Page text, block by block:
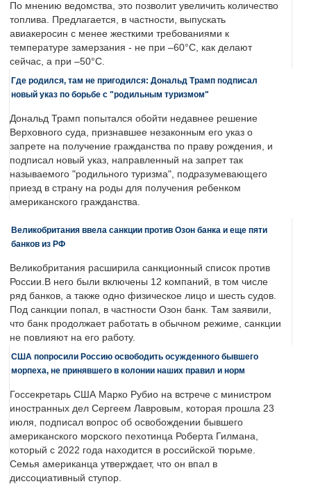
По мнению ведомства, это позволит увеличить количество
топлива. Предлагается, в частности, выпускать
авиакеросин с менее жесткими требованиями к
температуре замерзания - не при –60°C, как делают
сейчас, а при –50°C.
Где родился, там не пригодился: Дональд Трамп подписал
новый указ по борьбе с "родильным туризмом"
Дональд Трамп попытался обойти недавнее решение
Верховного суда, признавшее незаконным его указ о
запрете на получение гражданства по праву рождения, и
подписал новый указ, направленный на запрет так
называемого "родильного туризма", подразумевающего
приезд в страну на роды для получения ребенком
американского гражданства.
Великобритания ввела санкции против Озон банка и еще пяти
банков из РФ
Великобритания расширила санкционный список против
России.В него были включены 12 компаний, в том числе
ряд банков, а также одно физическое лицо и шесть судов.
Под санкции попал, в частности Озон банк. Там заявили,
что банк продолжает работать в обычном режиме, санкции
не повлияют на его работу.
США попросили Россию освободить осужденного бывшего
морпеха, не принявшего в колонии наших правил и норм
Госсекретарь США Марко Рубио на встрече с министром
иностранных дел Сергеем Лавровым, которая прошла 23
июля, подписал вопрос об освобождении бывшего
американского морского пехотинца Роберта Гилмана,
который с 2022 года находится в российской тюрьме.
Семья американца утверждает, что он впал в
диссоциативный ступор.